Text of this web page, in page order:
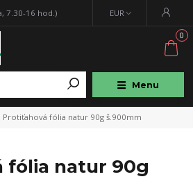
Menu
EUR
7.30-16 hod.)
0
Protiťahová fólia natur 90g š.900mm
fólia natur 90g